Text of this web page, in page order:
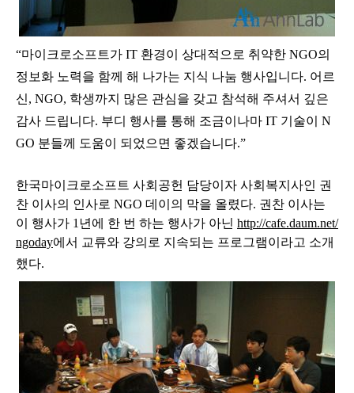
“마이크로소프트가 IT 환경이 상대적으로 취약한 NGO의
정보화 노력을 함께 해 나가는 지식 나눔 행사입니다. 어르
신, NGO, 학생까지 많은 관심을 갖고 참석해 주셔서 깊은
감사 드립니다. 부디 행사를 통해 조금이나마 IT 기술이 N
GO 분들께 도움이 되었으면 좋겠습니다.”
한국마이크로소프트 사회공헌 담당이자 사회복지사인 권
찬 이사의 인사로 NGO 데이의 막을 올렸다. 권찬 이사는
이 행사가 1년에 한 번 하는 행사가 아닌 http://cafe.daum.net/
ngoday에서 교류와 강의로 지속되는 프로그램이라고 소개
했다.